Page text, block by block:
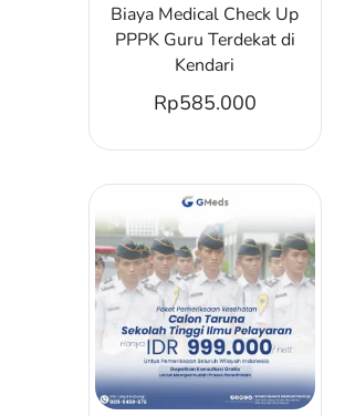
Biaya Medical Check Up
PPPK Guru Terdekat di
Kendari
Rp585.000